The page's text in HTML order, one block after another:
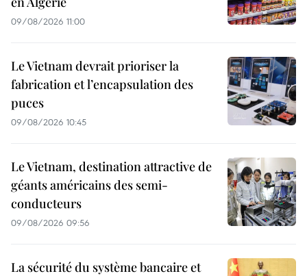
09/08/2026 11:00
Le Vietnam devrait prioriser la
fabrication et l’encapsulation des
puces
09/08/2026 10:45
Le Vietnam, destination attractive de
géants américains des semi-
conducteurs
09/08/2026 09:56
La sécurité du système bancaire et